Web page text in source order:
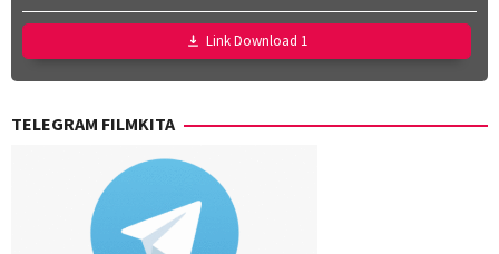
Effendi,
Nurul
Ravika
Utari
Nofita
Link Download 1
TELEGRAM FILMKITA